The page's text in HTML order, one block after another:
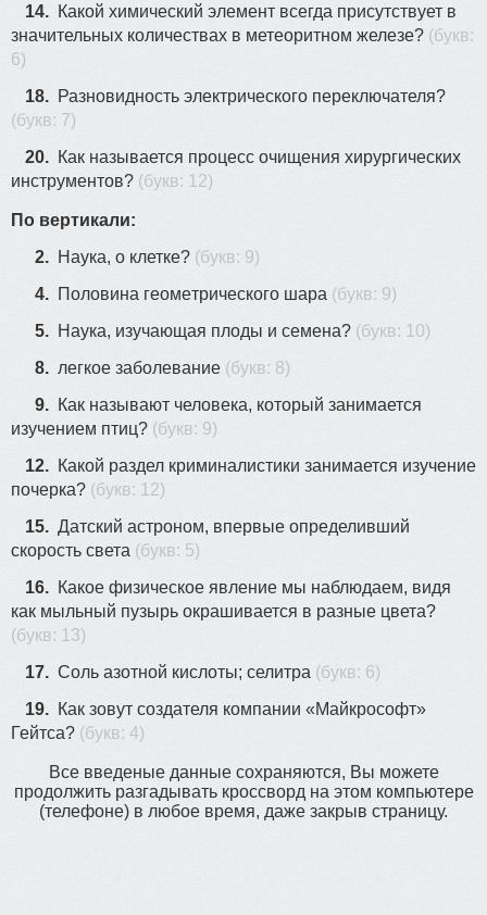
14. Какой химический элемент всегда присутствует в
значительных количествах в метеоритном железе? (букв:
6)
18. Разновидность электрического переключателя?
(букв: 7)
20. Как называется процесс очищения хирургических
инструментов? (букв: 12)
По вертикали:
2. Наука, о клетке? (букв: 9)
4. Пoлoвина гeoмeтpичecкoгo шаpа (букв: 9)
5. Наука, изучающая плоды и семена? (букв: 10)
8. легкое заболевание (букв: 8)
9. Как называют человека, который занимается
изучением птиц? (букв: 9)
12. Какой раздел криминалистики занимается изучение
почерка? (букв: 12)
15. Датский астроном, впервые определивший
скорость света (букв: 5)
16. Какое физическое явление мы наблюдаем, видя
как мыльный пузырь окрашивается в разные цвета?
(букв: 13)
17. Соль aзотнoй киcлoты; cелитpa (букв: 6)
19. Как зовут создателя компании «Майкрософт»
Гейтса? (букв: 4)
Все введеные данные сохраняются, Вы можете
продолжить разгадывать кроссворд на этом компьютере
(телефоне) в любое время, даже закрыв страницу.